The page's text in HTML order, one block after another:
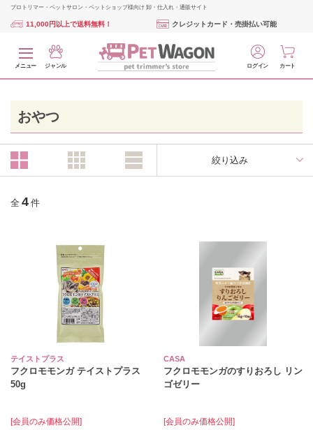
プロトリマー・ペットサロン・ペットショップ様向け 卸・仕入れ・通販サイト
11,000円以上で送料無料！ クレジットカード・売掛払い可能
メニュー ジャンル ログイン カート
おやつ
絞り込み
全 4 件
テイストプラス
フクロモモンガ テイストプラス
50g
[会員のみ価格公開]
CASA
フクロモモンガのすりおろし リン
ゴゼリー
[会員のみ価格公開]